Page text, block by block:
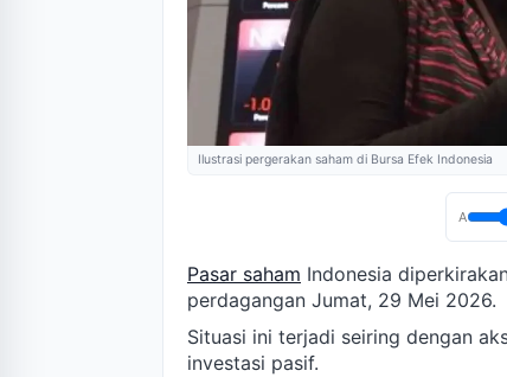
Ilustrasi pergerakan saham di Bursa Efek Indonesia
A
Pasar saham Indonesia
perdagangan Jumat, 29 Mei 2026.
Situasi ini terjadi seiring dengan
investasi pasif.